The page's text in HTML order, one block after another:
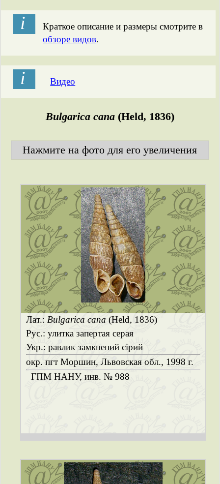
і
Краткое описание и размеры смотрите в
обзоре видов.
і Видео
Bulgarica cana(Held, 1836)
Нажмите на фото для его увеличения
Лат.: Bulgarica cana (Held, 1836)
Рус.: улитка запертая серая
Укр.: равлик замкнений сірий
окр. пгт Моршин, Львовская обл., 1998 г.
ГПМ НАНУ, инв. № 988